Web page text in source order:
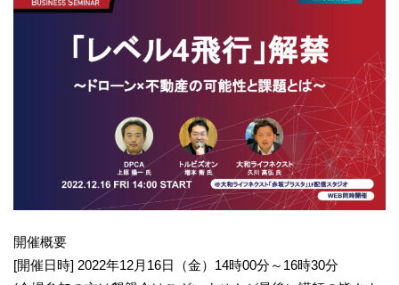
開催概要
[開催日時] 2022年12月16日（金）14時00分～16時30分